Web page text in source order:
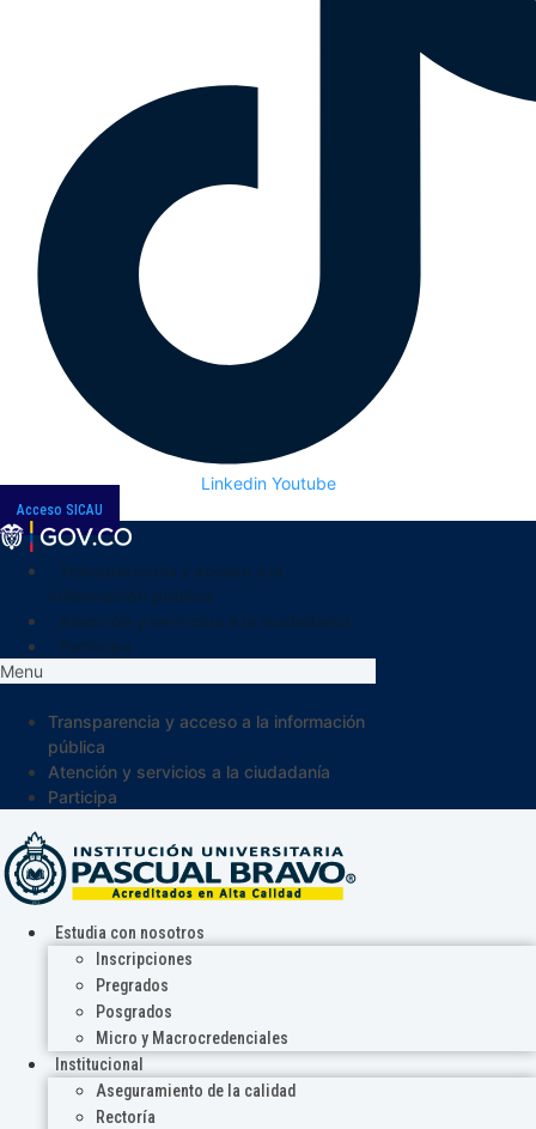
Linkedin Youtube
Acceso SICAU
Menu
Transparencia y acceso a la información
pública
Atención y servicios a la ciudadanía
Participa
Estudia con nosotros
Inscripciones
Pregrados
Posgrados
Micro y Macrocredenciales
Institucional
Aseguramiento de la calidad
Rectoría